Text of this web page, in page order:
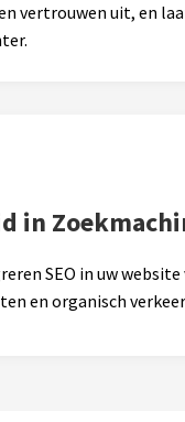
vertrouwen uit, en
in
SEO in uw website
en organisch verkeer